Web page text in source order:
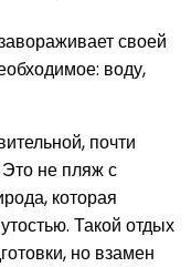
своей
воду,
почти
Это не пляж с
которая
Такой отдых
но взамен